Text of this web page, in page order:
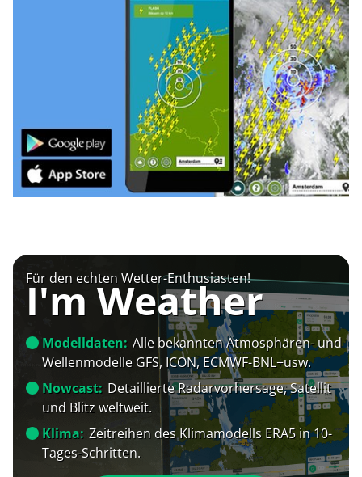
Für den echten Wetter-Enthusiasten!
I'm Weather
Modelldaten: Alle bekannten Atmosphären- und
Wellenmodelle GFS, ICON, ECMWF-BNL+usw.
Nowcast: Detaillierte Radarvorhersage, Satellit
und Blitz weltweit.
Klima: Zeitreihen des Klimamodells ERA5 in 10-
Tages-Schritten.